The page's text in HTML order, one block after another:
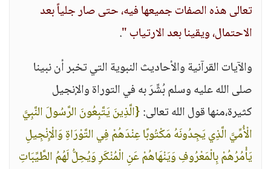
تعالى هذه الصفات جميعها فيه، حتى صار جلياً بعد
الاحتمال، ويقينا بعد الارتياب ".
والآيات القرآنية والأحاديث النبوية التي تخبر أن نبينا
صلى الله عليه وسلم بُشِّرَ به في التوراة والإنجيل
كثيرة،منها قول الله تعالى:{الَّذِينَ يَتَّبِعُونَ الرَّسُولَ النَّبِيَّ
الْأُمِّيَّ الَّذِي يَجِدُونَهُ مَكْتُوبًا عِنْدَهُمْ فِي التَّوْرَاةِ وَالْإِنْجِيلِ
يَأْمُرُهُمْ بِالْمَعْرُوفِ وَيَنْهَاهُمْ عَنِ الْمُنْكَرِ وَيُحِلُّ لَهُمُ الطَّيِّبَاتِ